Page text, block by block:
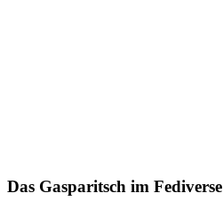
Das Gasparitsch im Fediverse